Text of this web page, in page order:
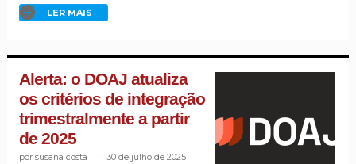
LER MAIS
Alerta: o DOAJ atualiza
os critérios de integração
trimestralmente a partir
de 2025
susana costa 30 de julho de 2025